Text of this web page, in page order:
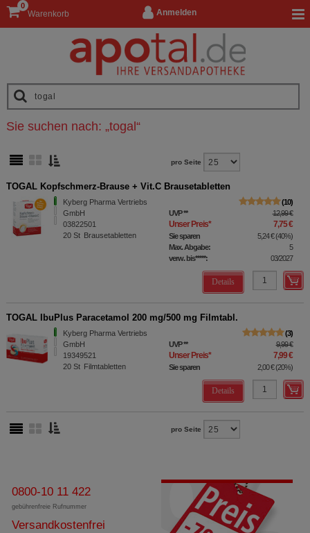
Anmelden
Warenkorb
0
Sie suchen nach: „togal “
pro Seite
TOGAL Kopfschmerz-Brause + Vit.C Brausetabletten
Kyberg Pharma Vertriebs
GmbH
03822501
20 St Brausetabletten
10
UVP** 12,99 €
Unser Preis* 7,75 €
Sie sparen 5,24 €(40%)
Max. Abgabe:
5
verw. bis*****:
03/2027
Details
TOGAL IbuPlus Paracetamol 200 mg/500 mg Filmtabl.
Kyberg Pharma Vertriebs
GmbH
19349521
20 St Filmtabletten
3
UVP** 9,99 €
Unser Preis* 7,99 €
Sie sparen 2,00 €(20%)
Details
pro Seite
0800-10 11 422
gebührenfreie Rufnummer
Versandkostenfrei